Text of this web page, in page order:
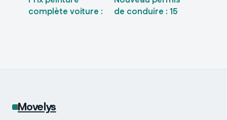
complète voiture :
de conduire : 15
Movelys